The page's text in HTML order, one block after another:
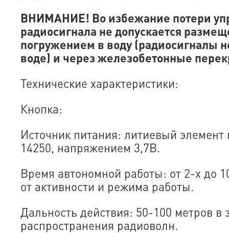
ВНИМАНИЕ! Во избежание потери
радиосигнала не допускается
погружением в воду (радиосигналы
воде) и черезжелезобетонные
Технические характеристики:
Кнопка:
Источник питания: литиевый элемент
14250, напряжением 3,7В.
Время автономной работы: от 2-х до
от активности и режима работы.
Дальность действия: 50-100 метров в
распространения радиоволн.